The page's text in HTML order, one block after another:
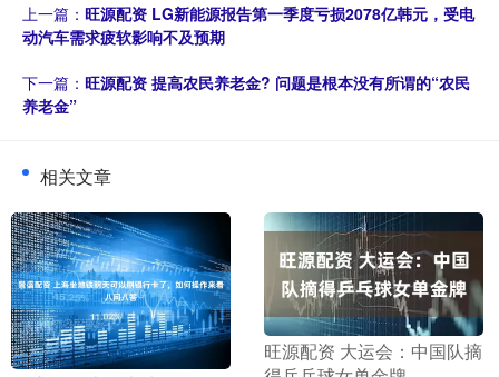
上一篇： 旺源配资 LG新能源报告第一季度亏损2078亿韩元，受电
动汽车需求疲软影响不及预期
下一篇： 旺源配资 提高农民养老金? 问题是根本没有所谓的“农民
养老金”
相关文章
​旺源配资 大运会：中国队摘